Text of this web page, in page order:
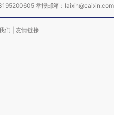
举报邮箱：laixin@caixin.com
们 友情链接